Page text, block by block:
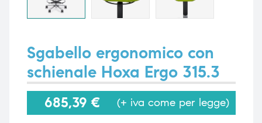
Sgabello ergonomico con
schienale Hoxa Ergo 315.3
685,39 € (+ iva come per legge)